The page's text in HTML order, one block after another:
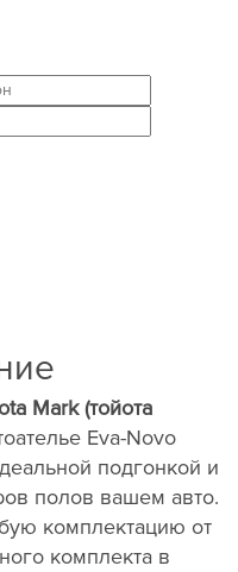
Mark (тойота
Eva-Novo
подгонкой и
полов вашем авто.
комплектацию от
комплекта в